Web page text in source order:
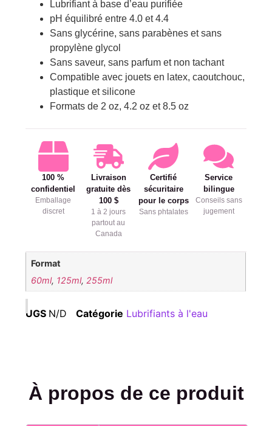
Lubrifiant à base d’eau purifiée
pH équilibré entre 4.0 et 4.4
Sans glycérine, sans parabènes et sans
propylène glycol
Sans saveur, sans parfum et non tachant
Compatible avec jouets en latex, caoutchouc,
plastique et silicone
Formats de 2 oz, 4.2 oz et 8.5 oz
100 %
confidentiel
Emballage
discret
Livraison
gratuite dès
100 $
1 à 2 jours
partout au
Canada
Certifié
sécuritaire
pour le corps
Sans phtalates
Service
bilingue
Conseils sans
jugement
Format
60ml, 125ml, 255ml
UGS N/D Catégorie Lubrifiants à l'eau
À propos de ce produit